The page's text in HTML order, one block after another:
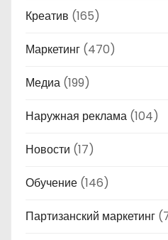
Креатив (165)
Маркетинг (470)
Медиа (199)
Наружная реклама (104)
Новости (17)
Обучение (146)
Партизанский маркетинг